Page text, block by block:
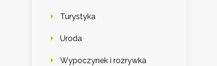
Turystyka
Uroda
Wypoczynek i rozrywka